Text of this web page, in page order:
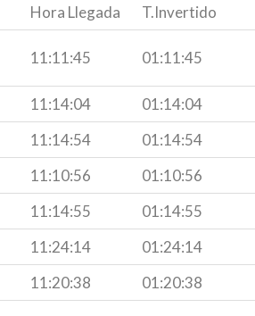
Hora Llegada T.Invertido
11:11:45 01:11:45
11:14:04 01:14:04
11:14:54 01:14:54
11:10:56 01:10:56
11:14:55 01:14:55
11:24:14 01:24:14
11:20:38 01:20:38